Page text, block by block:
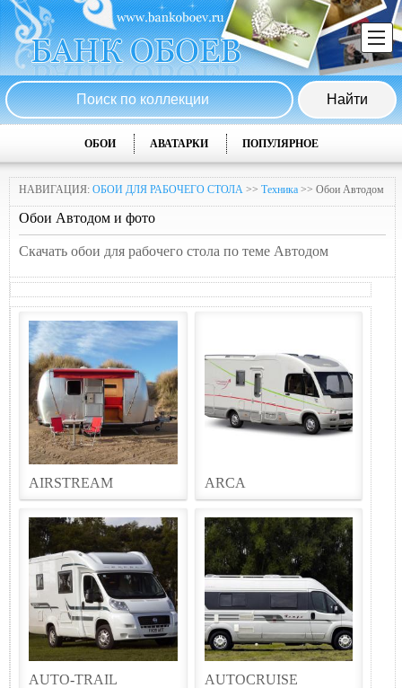
ОБОИ АВАТАРКИ ПОПУЛЯРНОЕ
НАВИГАЦИЯ: ОБОИ ДЛЯ РАБОЧЕГО СТОЛА >> Техника >> Обои Автодом
Обои Автодом и фото
Скачать обои для рабочего стола по теме Автодом
AIRSTREAM ARCA
AUTO-TRAIL AUTOCRUISE